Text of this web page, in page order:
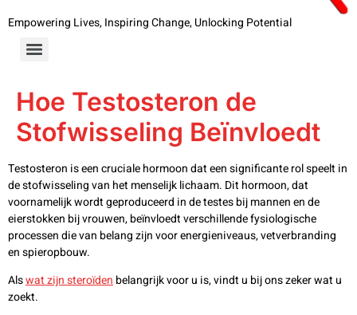
Empowering Lives, Inspiring Change, Unlocking Potential
Hoe Testosteron de
Stofwisseling Beïnvloedt
Testosteron is een cruciale hormoon dat een significante rol speelt in
de stofwisseling van het menselijk lichaam. Dit hormoon, dat
voornamelijk wordt geproduceerd in de testes bij mannen en de
eierstokken bij vrouwen, beïnvloedt verschillende fysiologische
processen die van belang zijn voor energieniveaus, vetverbranding
en spieropbouw.
Alswat zijn steroïden belangrijk voor u is, vindt u bij ons zeker wat u
zoekt.